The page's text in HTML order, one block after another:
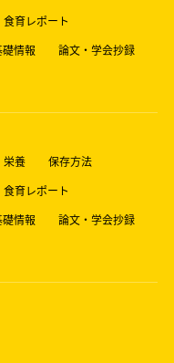
食育レポート
情報
論文・学会抄録
栄養
保存方法
食育レポート
情報
論文・学会抄録